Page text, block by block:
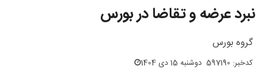
نبرد عرضه و تقاضا در بورس
گروه بورس
کدخبر: 597190 دوشنبه 15 دی 1404